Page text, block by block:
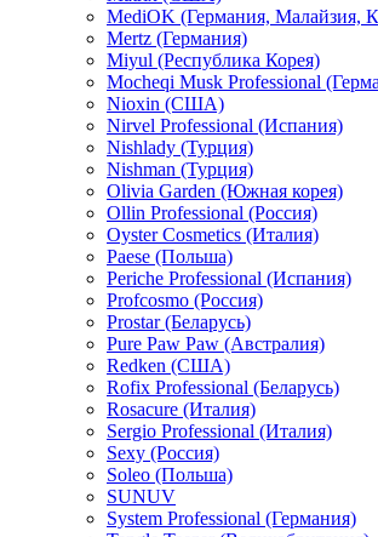
MediOK (Германия, Малайзия,
Mertz (Германия)
Miyul (Республика Корея)
Mocheqi Musk Professional
Nioxin (США)
Nirvel Professional (Испания)
Nishlady (Турция)
Nishman (Турция)
Olivia Garden (Южная корея)
Ollin Professional (Россия)
Oyster Cosmetics (Италия)
Paese (Польша)
Periche Professional (Испания)
Profcosmo (Россия)
Prostar (Беларусь)
Pure Paw Paw (Австралия)
Redken (США)
Rofix Professional (Беларусь)
Rosacure (Италия)
Sergio Professional (Италия)
Sexy (Россия)
Soleo (Польша)
SUNUV
System Professional (Германия)